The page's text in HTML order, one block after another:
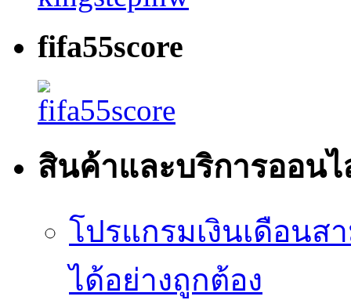
fifa55score
สินค้าและบริการออน
โปรแกรมเงินเดือนส
ได้อย่างถูกต้อง